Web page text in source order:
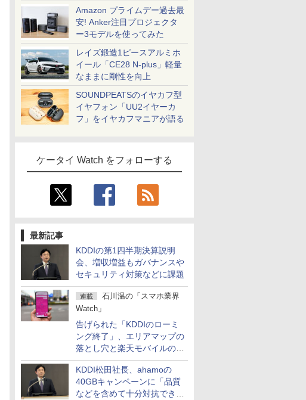
Amazon プライムデー過去最
安! Anker注目プロジェクタ
ー3モデルを使ってみた
レイズ鍛造1ピースアルミホ
イール「CE28 N-plus」軽量
なままに剛性を向上
SOUNDPEATSのイヤカフ型
イヤフォン「UU2イヤーカ
フ」をイヤカフマニアが語る
ケータイ Watch をフォローする
最新記事
KDDIの第1四半期決算説明
会、増収増益もガバナンスや
セキュリティ対策などに課題
連載
石川温の「スマホ業界
Watch」
告げられた「KDDIのローミ
ング終了」、エリアマップの
落とし穴と楽天モバイルの課
題
KDDI松田社長、ahamoの
40GBキャンペーンに「品質
などを含めて十分対抗でき